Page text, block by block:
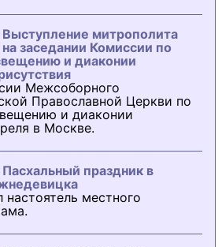
митрополита
заседании Комиссии по
и диаконии
Межсоборного
Православной Церкви по
и диаконии
в Москве.
праздник в
настоятель местного